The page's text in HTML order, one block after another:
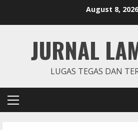
August 8, 2026
JURNAL
LUGAS TEGAS DAN
Primary